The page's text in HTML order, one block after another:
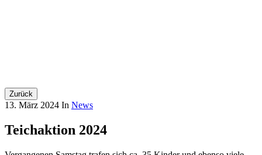
Zurück
13. März 2024 In News
Teichaktion 2024